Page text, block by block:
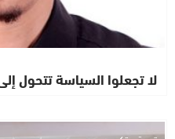
لا تجعلوا السياسة تتحول